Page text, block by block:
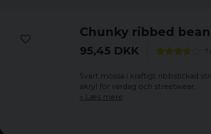
Chunky ribbed
95,45 DKK 7
Svart mössa i kraftigt ribbstickad
akryl för vardag och streetwear.
Læs mere